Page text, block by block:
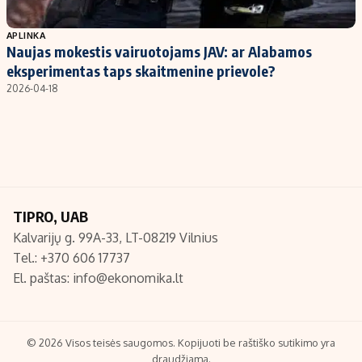
Populiarios temos
Investavimas
Akcijų rinka
Titulinis
Nedarbo išmokos skaičiuoklė
Redakcija
Turinio žymėjimo taisyklės
APLINKA
Naujas mokestis vairuotojams JAV: ar Alabamos
eksperimentas taps skaitmenine prievole?
2026-04-18
TIPRO, UAB
Kalvarijų g. 99A-33, LT-08219 Vilnius
Tel.: +370 606 17737
El. paštas: info@ekonomika.lt
© 2026 Visos teisės saugomos. Kopijuoti be raštiško sutikimo yra
draudžiama.